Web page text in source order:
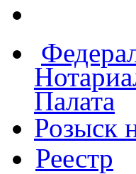
Палата
Розыск
Реестр